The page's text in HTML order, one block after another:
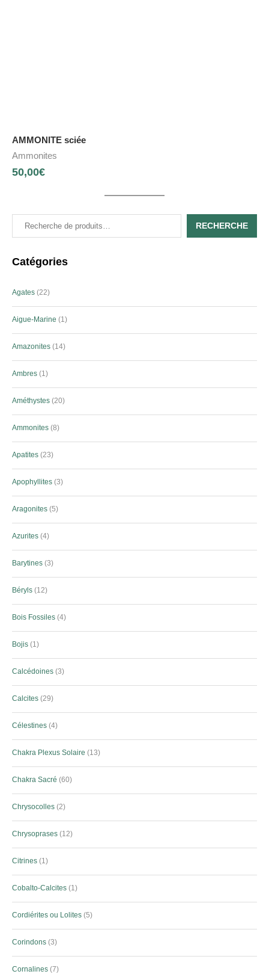
AMMONITE sciée
Ammonites
50,00€
RECHERCHE
Catégories
Agates 22
Aigue-Marine 1
Amazonites 14
Ambres 1
Améthystes 20
Ammonites 8
Apatites 23
Apophyllites 3
Aragonites 5
Azurites 4
Barytines 3
Béryls 12
Bois Fossiles 4
Bojis 1
Calcédoines 3
Calcites 29
Célestines 4
Chakra Plexus Solaire 13
Chakra Sacré 60
Chrysocolles 2
Chrysoprases 12
Citrines 1
Cobalto-Calcites 1
Cordiérites ou Lolites 5
Corindons 3
Cornalines 7